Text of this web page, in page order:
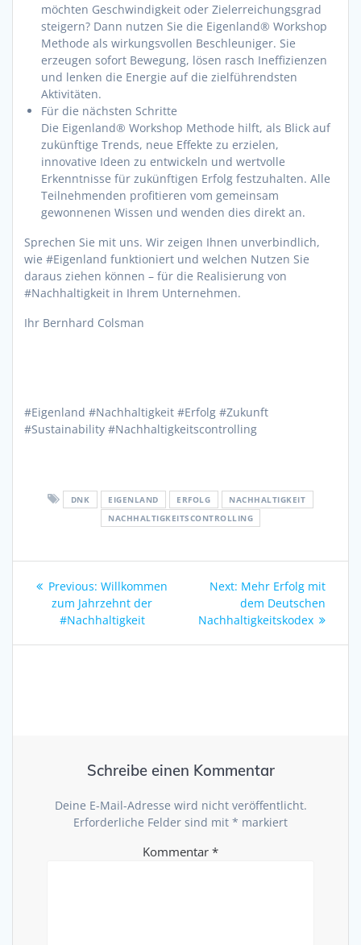
möchten Geschwindigkeit oder Zielerreichungsgrad
steigern? Dann nutzen Sie die Eigenland® Workshop
Methode als wirkungsvollen Beschleuniger. Sie
erzeugen sofort Bewegung, lösen rasch Ineffizienzen
und lenken die Energie auf die zielführendsten
Aktivitäten.
Für die nächsten Schritte
Die Eigenland® Workshop Methode hilft, als Blick auf
zukünftige Trends, neue Effekte zu erzielen,
innovative Ideen zu entwickeln und wertvolle
Erkenntnisse für zukünftigen Erfolg festzuhalten. Alle
Teilnehmenden profitieren vom gemeinsam
gewonnenen Wissen und wenden dies direkt an.
Sprechen Sie mit uns. Wir zeigen Ihnen unverbindlich,
wie #Eigenland funktioniert und welchen Nutzen Sie
daraus ziehen können – für die Realisierung von
#Nachhaltigkeit in Ihrem Unternehmen.
Ihr Bernhard Colsman
#Eigenland #Nachhaltigkeit #Erfolg #Zukunft
#Sustainability #Nachhaltigkeitscontrolling
DNK EIGENLAND ERFOLG
NACHHALTIGKEIT
NACHHALTIGKEITSCONTROLLING
Beitragsnavigation
Previous: Previous
post:
Willkommen
zum Jahrzehnt der
#Nachhaltigkeit
Next: Next
post:
Mehr Erfolg mit
dem Deutschen
Nachhaltigkeitskodex
Schreibe einen Kommentar
Deine E-Mail-Adresse wird nicht veröffentlicht.
Erforderliche Felder sind mit * markiert
Kommentar *